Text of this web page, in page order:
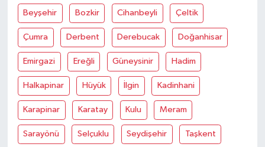
Beyşehir Bozkir Cihanbeyli Çeltik
Çumra Derbent Derebucak Doğanhisar
Emirgazi Ereğli Güneysinir Hadim
Halkapinar Hüyük İlgin Kadinhani
Karapinar Karatay Kulu Meram
Sarayönü Selçuklu Seydişehir Taşkent
Yaşam
Yerel
AboneHaber Özel